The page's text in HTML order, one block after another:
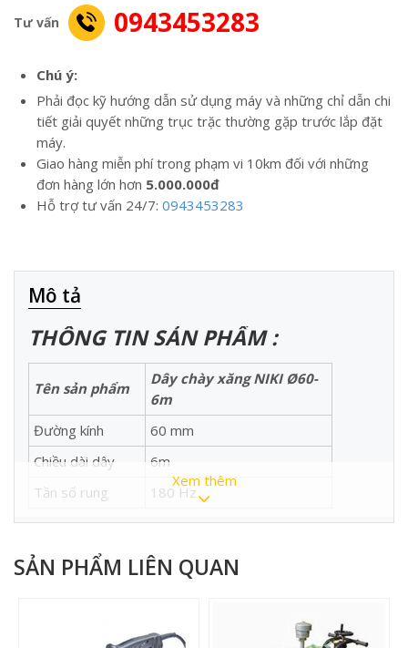
Tư vấn 0943453283
Chú ý:
Phải đọc kỹ hướng dẫn sử dụng máy và những chỉ dẫn chi
tiết giải quyết những trục trặc thường gặp trước lắp đặt
máy.
Giao hàng miễn phí trong phạm vi 10km đối với những
đơn hàng lớn hơn 5.000.000đ
Hỗ trợ tư vấn 24/7: 0943453283
Mô tả
THÔNG TIN SẢN PHẨM :
Tên sản phẩm
Dây chày xăng NIKI Ø60-
6m
Đường kính
60 mm
Chiều dài dây
6m
Tần số rung
180 Hz
Biên độ rung
1.5 mm
Hiệu suất
25 m3/h
Xem thêm
SẢN PHẨM LIÊN QUAN